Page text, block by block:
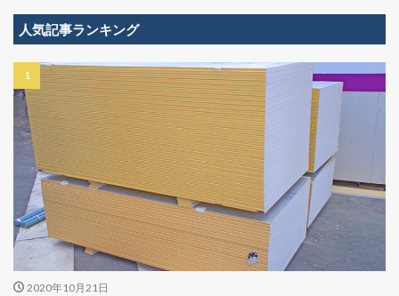
人気記事ランキング
2020年10月21日